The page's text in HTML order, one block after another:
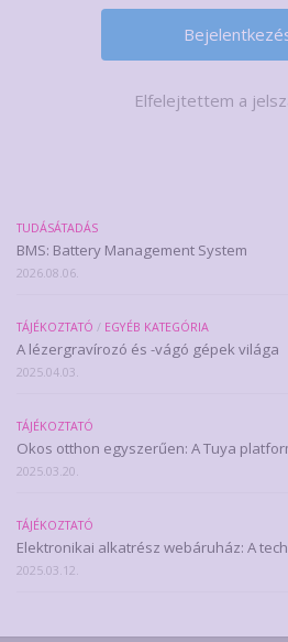
Elfelejtettem a
TUDÁSÁTADÁS
BMS: Battery Management System
2026.08.06.
TÁJÉKOZTATÓ / EGYÉB KATEGÓRIA
A lézergravírozó és -vágó gépek világa
2025.04.03.
TÁJÉKOZTATÓ
Okos otthon egyszerűen: A Tuya
2025.03.20.
TÁJÉKOZTATÓ
Elektronikai alkatrész webáruház: A
2025.03.12.